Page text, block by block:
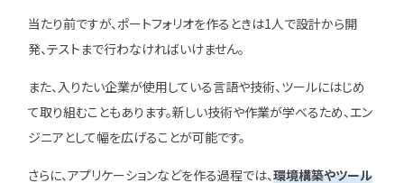
当たり前ですが、ポートフォリオを作るときは1人で設計から開
発、テストまで行わなければいけません。
また、入りたい企業が使用している言語や技術、ツールにはじめ
て取り組むこともあります。新しい技術や作業が学べるため、エン
ジニアとして幅を広げることが可能です。
さらに、アプリケーションなどを作る過程では、環境構築やツール